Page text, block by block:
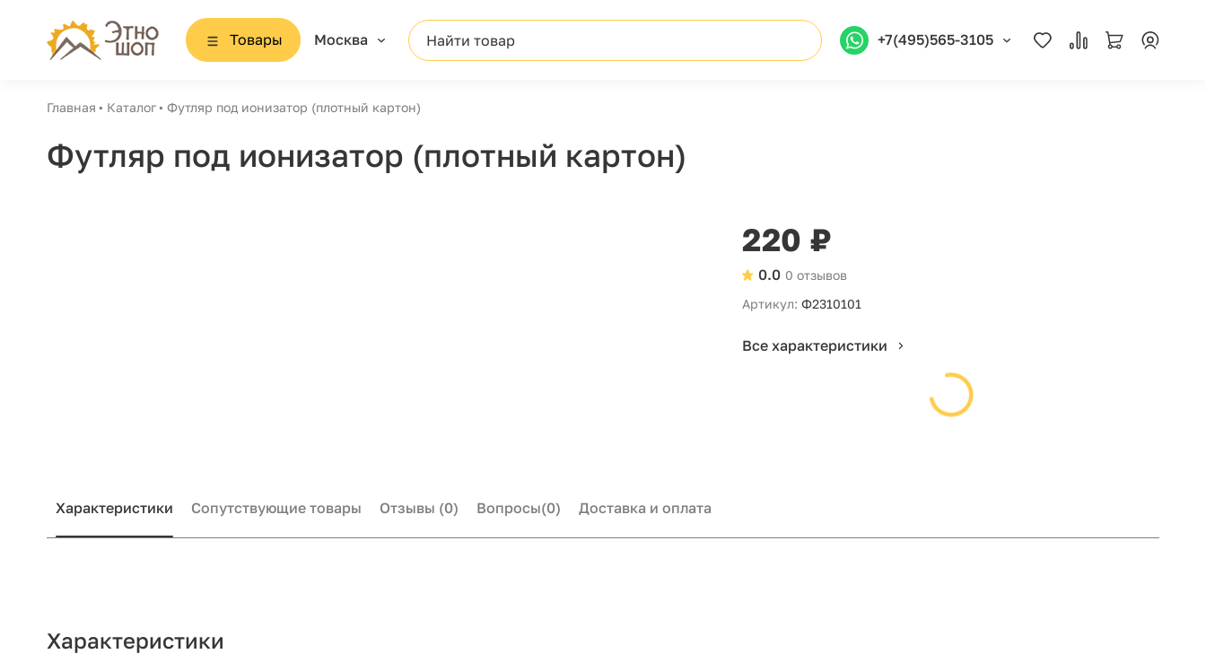
Товары Москва Найти товар +7(495)565-3105
Главная Каталог Футляр под ионизатор (плотный картон)
Футляр под ионизатор (плотный картон)
220 ₽
0 отзывов
0.0
Артикул: Ф2310101
Все характеристики
Характеристики Сопутствующие товары Отзывы (0) Вопросы(0) Доставка и оплата
Характеристики